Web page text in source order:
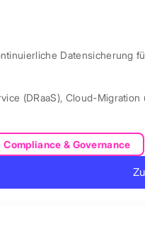
Datensicherung
(DRaaS), Cloud-Migration
Compliance & Governance